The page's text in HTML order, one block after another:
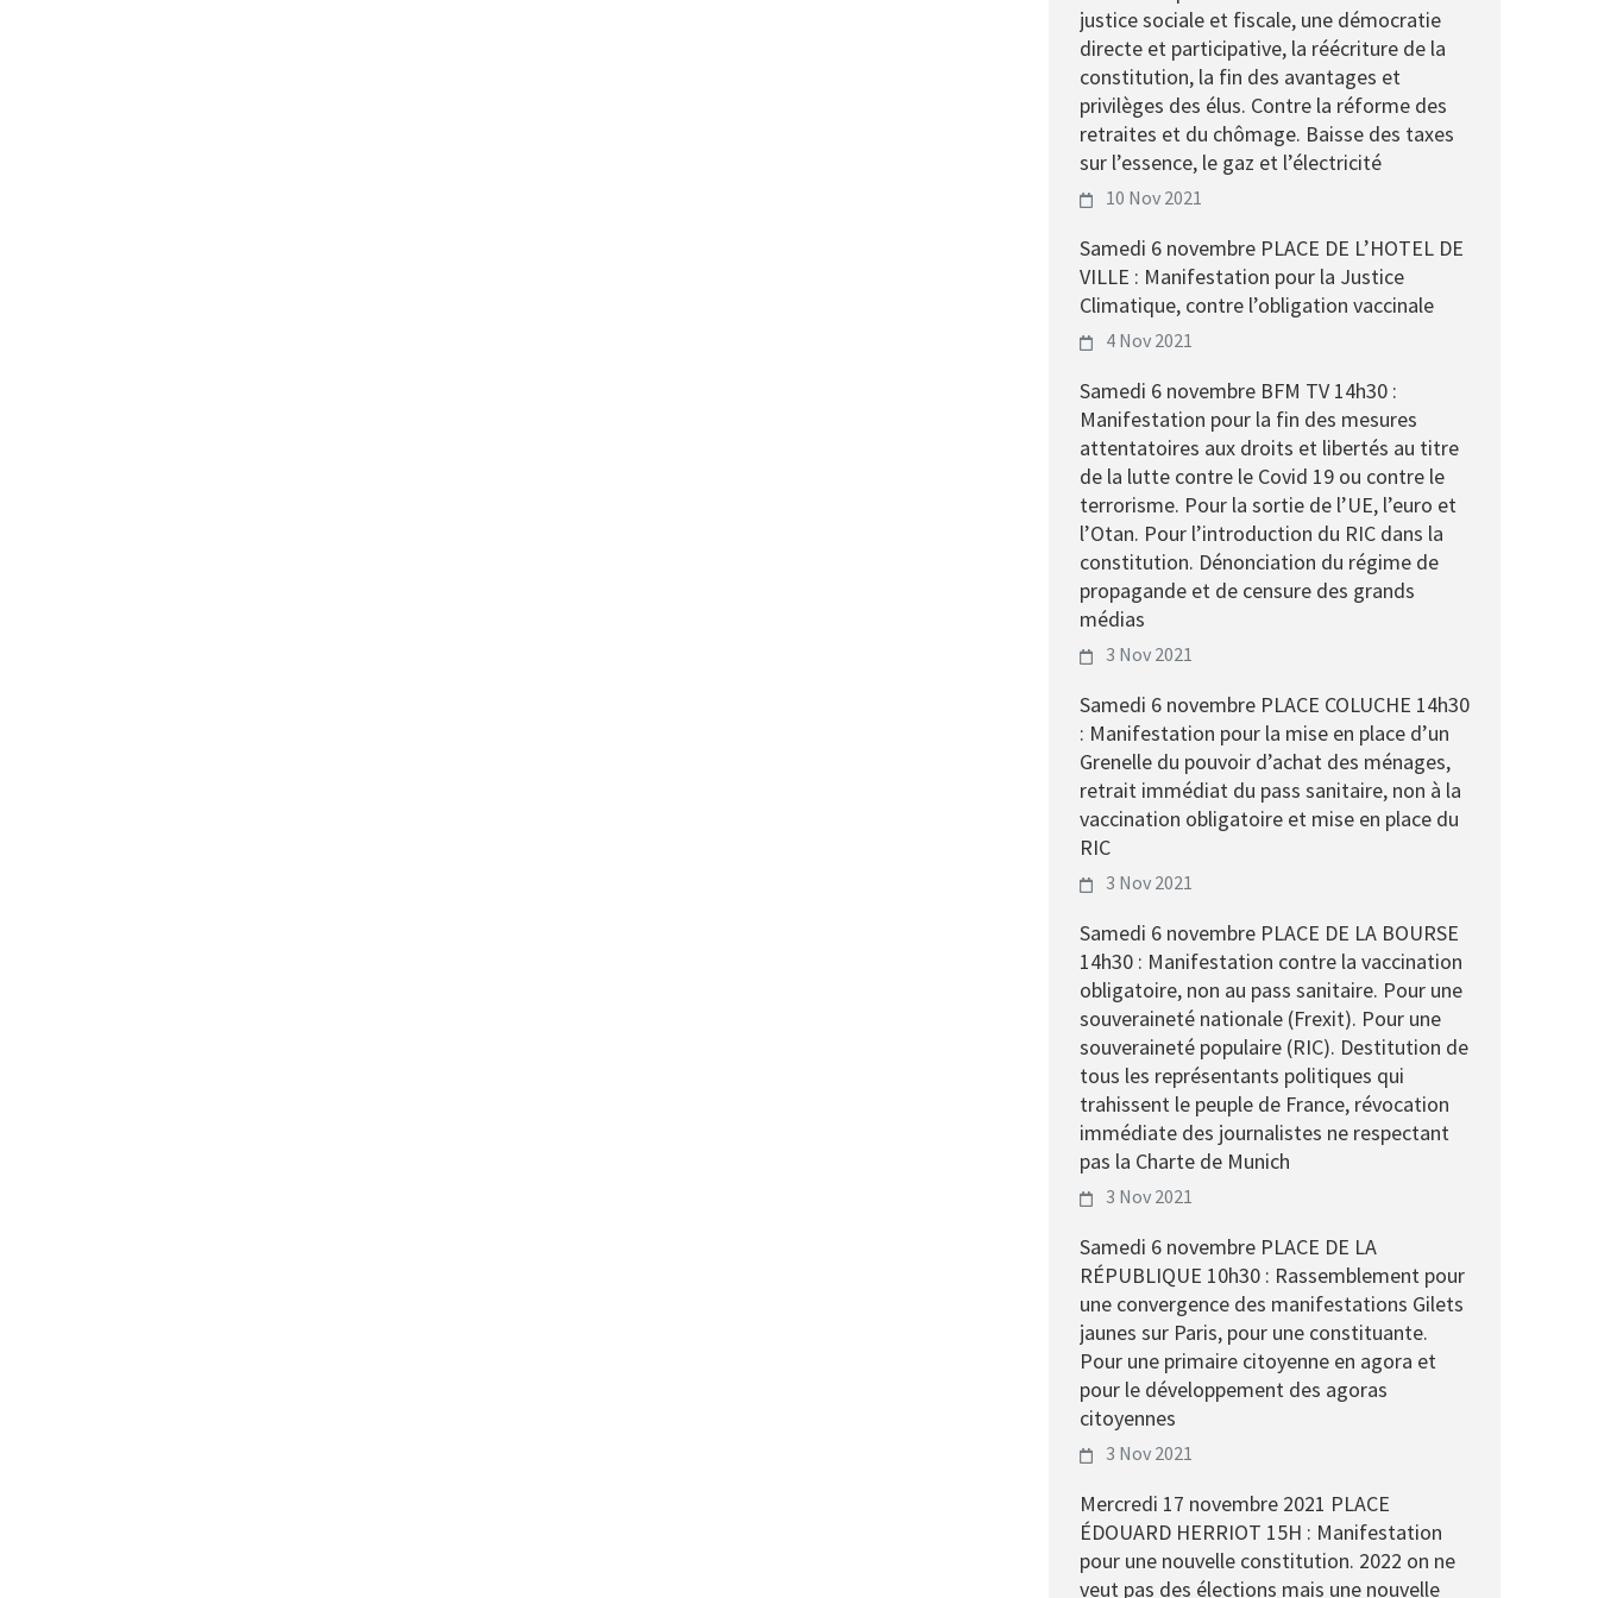
justice sociale et fiscale, une démocratie
directe et participative, la réécriture de la
constitution, la fin des avantages et
privilèges des élus. Contre la réforme des
retraites et du chômage. Baisse des taxes
sur l’essence, le gaz et l’électricité
10 Nov 2021
Samedi 6 novembre PLACE DE L’HOTEL DE
VILLE : Manifestation pour la Justice
Climatique, contre l’obligation vaccinale
4 Nov 2021
Samedi 6 novembre BFM TV 14h30 :
Manifestation pour la fin des mesures
attentatoires aux droits et libertés au titre
de la lutte contre le Covid 19 ou contre le
terrorisme. Pour la sortie de l’UE, l’euro et
l’Otan. Pour l’introduction du RIC dans la
constitution. Dénonciation du régime de
propagande et de censure des grands
médias
3 Nov 2021
Samedi 6 novembre PLACE COLUCHE 14h30
: Manifestation pour la mise en place d’un
Grenelle du pouvoir d’achat des ménages,
retrait immédiat du pass sanitaire, non à la
vaccination obligatoire et mise en place du
RIC
3 Nov 2021
Samedi 6 novembre PLACE DE LA BOURSE
14h30 : Manifestation contre la vaccination
obligatoire, non au pass sanitaire. Pour une
souveraineté nationale (Frexit). Pour une
souveraineté populaire (RIC). Destitution de
tous les représentants politiques qui
trahissent le peuple de France, révocation
immédiate des journalistes ne respectant
pas la Charte de Munich
3 Nov 2021
Samedi 6 novembre PLACE DE LA
RÉPUBLIQUE 10h30 : Rassemblement pour
une convergence des manifestations Gilets
jaunes sur Paris, pour une constituante.
Pour une primaire citoyenne en agora et
pour le développement des agoras
citoyennes
3 Nov 2021
Mercredi 17 novembre 2021 PLACE
ÉDOUARD HERRIOT 15H : Manifestation
pour une nouvelle constitution. 2022 on ne
veut pas des élections mais une nouvelle